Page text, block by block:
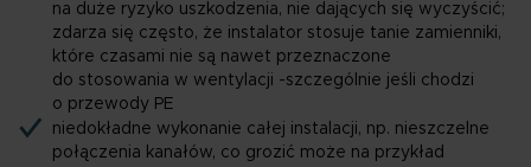
na duże ryzyko uszkodzenia, nie dających się wyczyścić;
zdarza się często, że instalator stosuje tanie zamienniki,
które czasami nie są nawet przeznaczone
do stosowania w wentylacji -szczególnie jeśli chodzi
o przewody PE
niedokładne wykonanie całej instalacji, np. nieszczelne
połączenia kanałów, co grozić może na przykład